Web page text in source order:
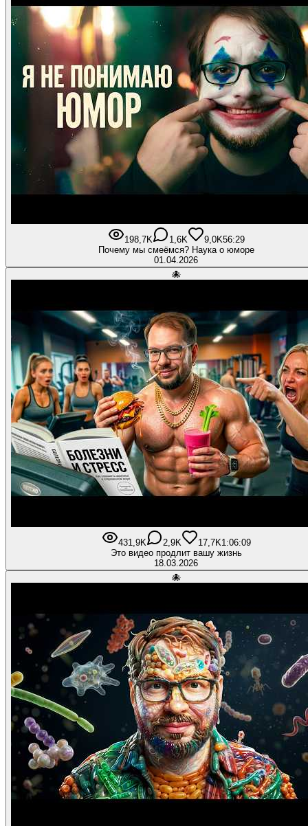
198,7K 1,6K 9,0K56:29
Почему мы смеёмся? Наука о юморе
01.04.2026
🐙
431,9K 2,9K 17,7K1:06:09
Это видео продлит вашу жизнь
18.03.2026
🐙